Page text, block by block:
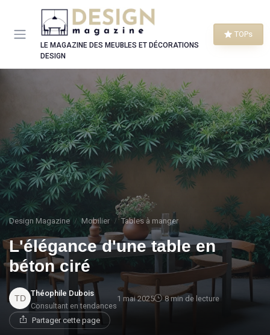
LE MAGAZINE DES MEUBLES ET DÉCORATIONS
DESIGN
TOPs
Design Magazine Mobilier Tables à manger
L'élégance d'une table en
béton ciré
Théophile Dubois
Consultant en tendances
1 mai 2025 8 min de lecture
Partager cette page
Panneau de gestion des cookies